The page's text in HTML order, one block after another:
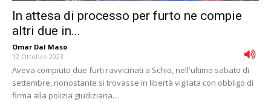
In attesa di processo per furto ne compie
altri due in...
Omar Dal Maso -
12 Ottobre 2023
Aveva compiuto due furti ravvicinati a Schio, nell'ultimo sabato di
settembre, nonostante si trovasse in libertà vigilata con obbligo di
firma alla polizia giudiziaria....